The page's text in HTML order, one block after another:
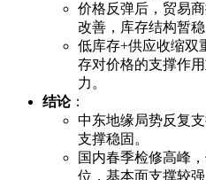
价格反弹后，贸易
改善，库存结构暂稳
低库存+供应收缩双
存对价格的支撑作
力。
结论：
中东地缘局势反复
支撑稳固。
国内春季检修高峰
位，基本面支撑较强